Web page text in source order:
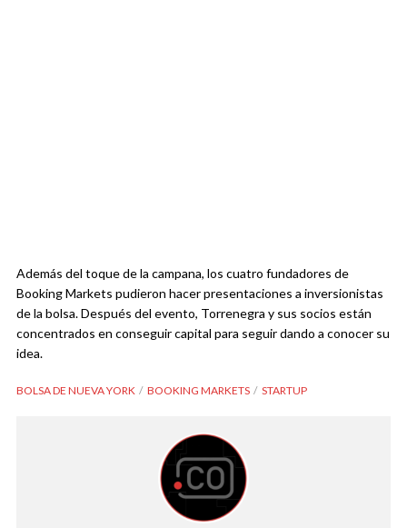
Además del toque de la campana, los cuatro fundadores de
Booking Markets pudieron hacer presentaciones a inversionistas
de la bolsa. Después del evento, Torrenegra y sus socios están
concentrados en conseguir capital para seguir dando a conocer su
idea.
BOLSA DE NUEVA YORK BOOKING MARKETS STARTUP